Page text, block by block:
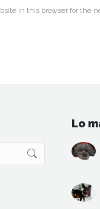
in this browser for the
Lo